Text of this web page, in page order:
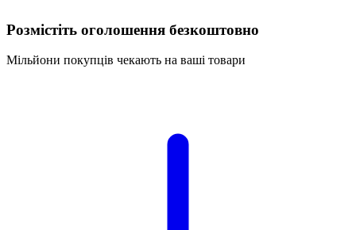
Розмістіть оголошення безкоштовно
Мільйони покупців чекають на ваші товари